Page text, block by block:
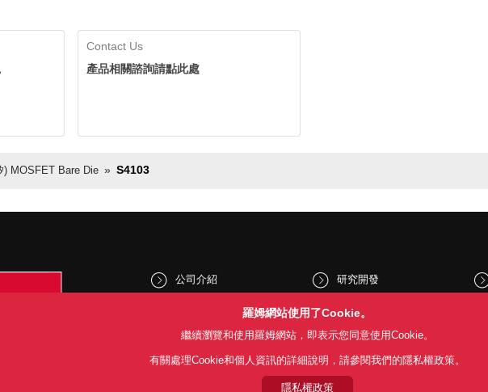
Contact Us
產品相關諮詢請點此處
) MOSFET Bare Die S4103
公司介紹
股東和投資人資訊
Sustainability
研究開發
文化與社會
新聞
羅姆網站使用了Cookie。
繼續瀏覽和使用羅姆網站，即表示您同意使用Cookie。
有關處理Cookie和個人資訊的詳細說明，請參閱我們的隱私權政策。
隱私權政策